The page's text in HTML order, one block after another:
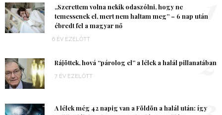
„Szerettem volna nekik odaszólni, hogy ne
temessenek el, mert nem haltam meg” – 6 nap után
ébredt fel a magyar nő
6 ÉV EZELŐTT
Rájöttek, hová “párolog el” a lélek a halál pillanatában
7 ÉV EZELŐTT 2
A lélek még 42 napig van a Földön a halál után: így